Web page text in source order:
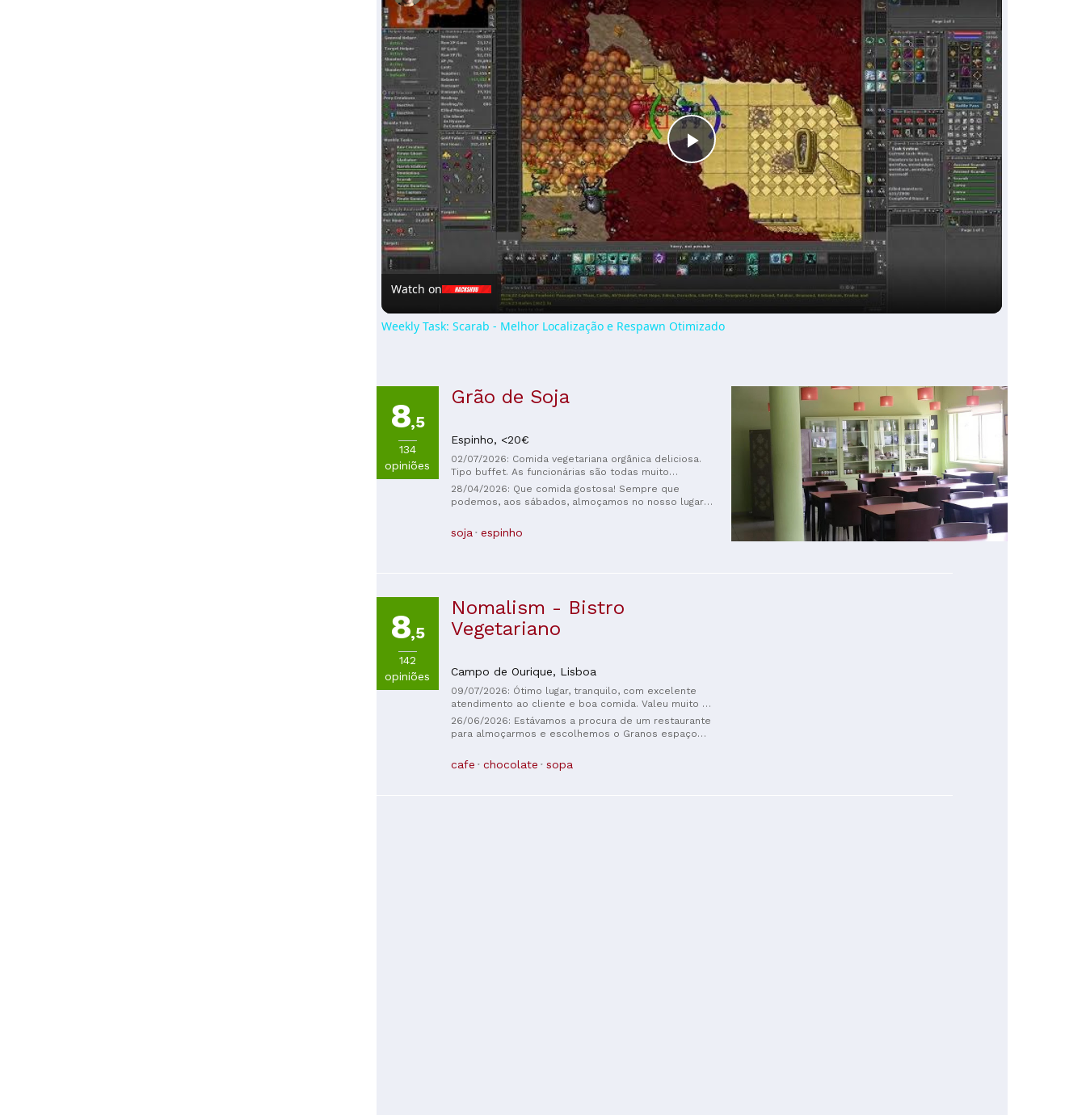
Play
Video
Watch on
Weekly Task: Scarab - Melhor Localização e Respawn Otimizado
8,5
134
opiniões
Grão de Soja
Espinho, <20€
02/07/2026: Comida vegetariana orgânica deliciosa.
Tipo buffet. As funcionárias são todas muito
simpáticas e atenciosas. Há uma variedade de pratos
e limonadas. Paguei 10€ por esta refeição e bebida
28/04/2026: Que comida gostosa! Sempre que
podemos, aos sábados, almoçamos no nosso lugar
excelente. Sempre boa, muito bem servida, e com
atendimento simpático e profissional. Nunca nos
soja espinho
8,5
142
opiniões
Nomalism - Bistro
Vegetariano
Campo de Ourique, Lisboa
09/07/2026: Ótimo lugar, tranquilo, com excelente
atendimento ao cliente e boa comida. Valeu muito a
pena, experimentei alguns itens do cardápio, mas o
croissant estava o melhor.
26/06/2026: Estávamos a procura de um restaurante
para almoçarmos e escolhemos o Granos espaço
bem servido e apresentado comida excelente
qualidade. Tudo fresquinho e maravilhoso 😊
cafe chocolate sopa